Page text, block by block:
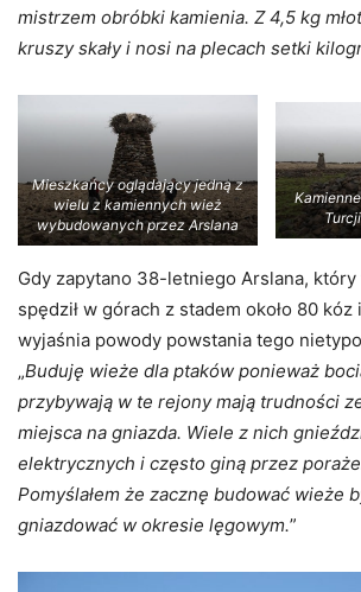
mistrzem obróbki kamienia. Z 4,5 kg
kruszy skały i nosi na plecach setki
Mieszkańcy oglądający jedną z
wielu z kamiennych wież
wybudowanych przez Arslana
Gdy zapytano 38-letniego Arslana,
spędził w górach z stadem około 80
wyjaśnia powody powstania tego
„Buduję wieże dla ptaków ponieważ
przybywają w te rejony mają trudności
miejsca na gniazda. Wiele z nich
elektrycznych i często giną przez
Pomyślałem że zacznę budować wieże
gniazdować w okresie lęgowym.”